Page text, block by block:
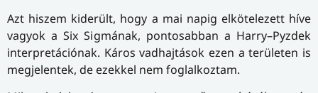
Azt hiszem kiderült, hogy a mai napig elkötelezett híve
vagyok a Six Sigmának, pontosabban a Harry–Pyzdek
interpretációnak. Káros vadhajtások ezen a területen is
megjelentek, de ezekkel nem foglalkoztam.